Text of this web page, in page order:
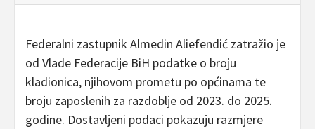
Federalni zastupnik Almedin Aliefendić zatražio je
od Vlade Federacije BiH podatke o broju
kladionica, njihovom prometu po općinama te
broju zaposlenih za razdoblje od 2023. do 2025.
godine. Dostavljeni podaci pokazuju razmjere